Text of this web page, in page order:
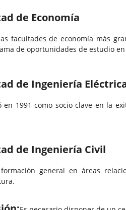
de Economía
facultades de economía más
de oportunidades de estudio
de Ingeniería
en 1991 como socio clave en la
de Ingeniería Civil
general en áreas